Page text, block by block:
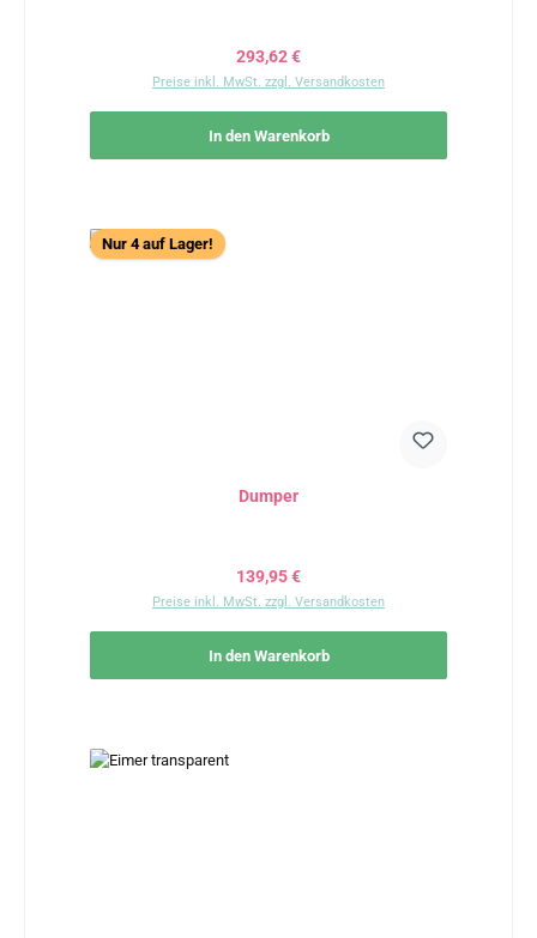
Regulärer Preis:
293,62 €
Preise inkl. MwSt. zzgl. Versandkosten
In den Warenkorb
Nur 4 auf Lager!
Dumper
Regulärer Preis:
139,95 €
Preise inkl. MwSt. zzgl. Versandkosten
In den Warenkorb